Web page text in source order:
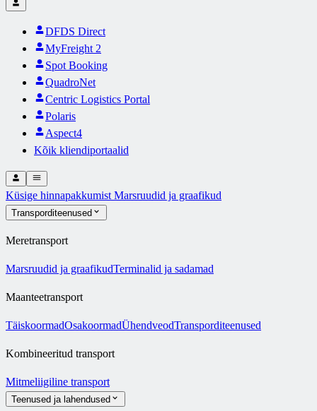
DFDS Direct
MyFreight 2
Spot Booking
QuadroNet
Centric Logistics Portal
Polaris
Aspect4
Kõik kliendiportaalid
Küsige hinnapakkumist Marsruudid ja graafikud
Transporditeenused
Meretransport
Marsruudid ja graafikudTerminalid ja sadamad
Maanteetransport
TäiskoormadOsakoormadÜhendveodTransporditeenused
Kombineeritud transport
Mitmeliigiline transport
Teenused ja lahendused